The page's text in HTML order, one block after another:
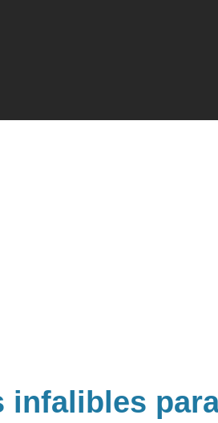
infalibles